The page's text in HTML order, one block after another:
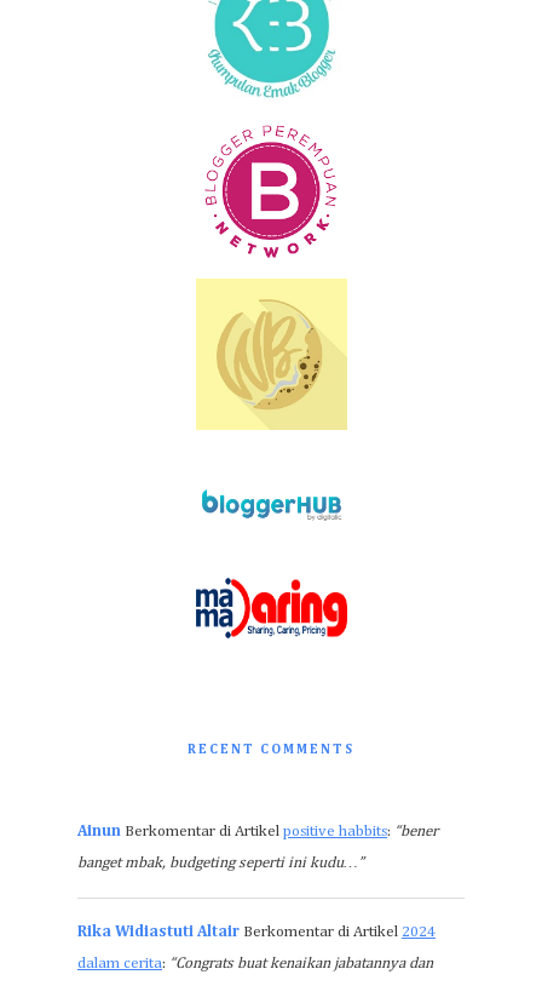
RECENT COMMENTS
Ainun Berkomentar di Artikel positive habbits: “bener
banget mbak, budgeting seperti ini kudu…”
Rika Widiastuti Altair Berkomentar di Artikel 2024
dalam cerita: “Congrats buat kenaikan jabatannya dan